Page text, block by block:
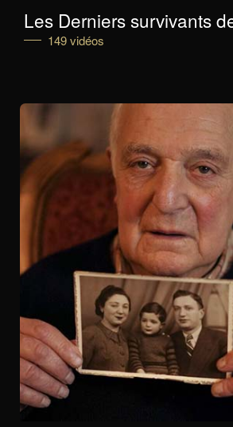
Les Derniers survivants
149 vidéos